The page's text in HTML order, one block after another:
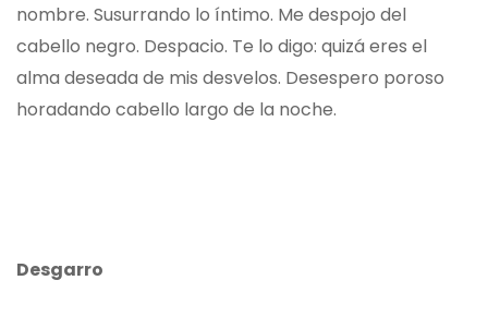
nombre. Susurrando lo íntimo. Me despojo del
cabello negro. Despacio. Te lo digo: quizá eres el
alma deseada de mis desvelos. Desespero poroso
horadando cabello largo de la noche.
Desgarro